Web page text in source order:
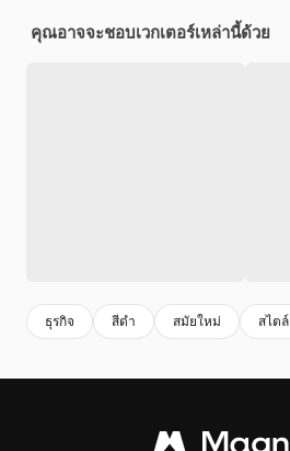
คุณอาจจะชอบเวกเตอร์เหล่านี้ด้วย
ธุรกิจ สีดํา สมัยใหม่ สไตล์